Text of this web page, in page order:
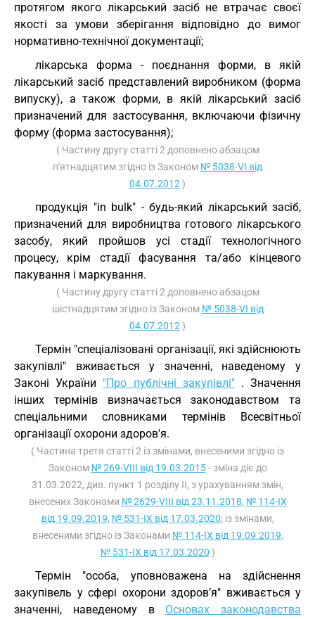
протягом якого лікарський засіб не втрачає своєї
якості за умови зберігання відповідно до вимог
нормативно-технічної документації;
лікарська форма - поєднання форми, в якій
лікарський засіб представлений виробником (форма
випуску), а також форми, в якій лікарський засіб
призначений для застосування, включаючи фізичну
форму (форма застосування);
( Частину другу статті 2 доповнено абзацом
п'ятнадцятим згідно із Законом № 5038-VI від
04.07.2012 )
продукція "in bulk" - будь-який лікарський засіб,
призначений для виробництва готового лікарського
засобу, який пройшов усі стадії технологічного
процесу, крім стадії фасування та/або кінцевого
пакування і маркування.
( Частину другу статті 2 доповнено абзацом
шістнадцятим згідно із Законом № 5038-VI від
04.07.2012 )
Термін "спеціалізовані організації, які здійснюють
закупівлі" вживається у значенні, наведеному у
Законі України "Про публічні закупівлі". Значення
інших термінів визначається законодавством та
спеціальними словниками термінів Всесвітньої
організації охорони здоров'я.
( Частина третя статті 2 із змінами, внесеними згідно із
Законом № 269-VIII від 19.03.2015- зміна діє до
31.03.2022, див. пункт 1 розділу II, з урахуванням змін,
внесених Законами № 2629-VIII від 23.11.2018, № 114-IX
від 19.09.2019, № 531-IX від 17.03.2020; із змінами,
внесеними згідно із Законами № 114-IX від 19.09.2019,
№ 531-IX від 17.03.2020 )
Термін "особа, уповноважена на здійснення
закупівель у сфері охорони здоров’я" вживається у
значенні, наведеному в Основах законодавства